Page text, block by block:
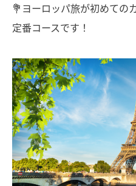
💐ヨーロッパ旅が初めての
定番コースです！